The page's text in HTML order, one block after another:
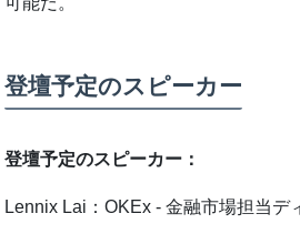
登壇予定のスピーカー
登壇予定のスピーカー：
Lennix Lai：OKEx - 金融市場担当デ